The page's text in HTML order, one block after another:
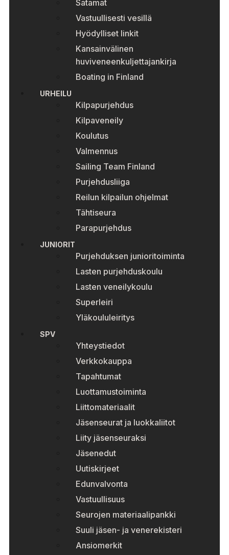
Satamat
Vastuullisesti vesillä
Hyödylliset linkit
Kansainvälinen
huviveneenkuljettajankirja
Boating in Finland
URHEILU
Kilpapurjehdus
Kilpaveneily
Koulutus
Valmennus
Sailing Team Finland
Purjehdusliiga
Reilun kilpailun ohjelmat
Tähtiseura
Parapurjehdus
JUNIORIT
Purjehduksen junioritoiminta
Lasten purjehduskoulu
Lasten veneilykoulu
Superleiri
Yläkoululeiritys
SPV
Yhteystiedot
Verkkokauppa
Tapahtumat
Luottamustoiminta
Liittomateriaalit
Jäsenseurat ja luokkaliitot
Liity jäsenseuraksi
Jäsenedut
Uutiskirjeet
Edunvalvonta
Vastuullisuus
Seurojen materiaalipankki
Suuli jäsen- ja venerekisteri
Ansiomerkit